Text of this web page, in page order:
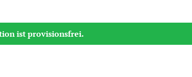
ist provisionsfrei.